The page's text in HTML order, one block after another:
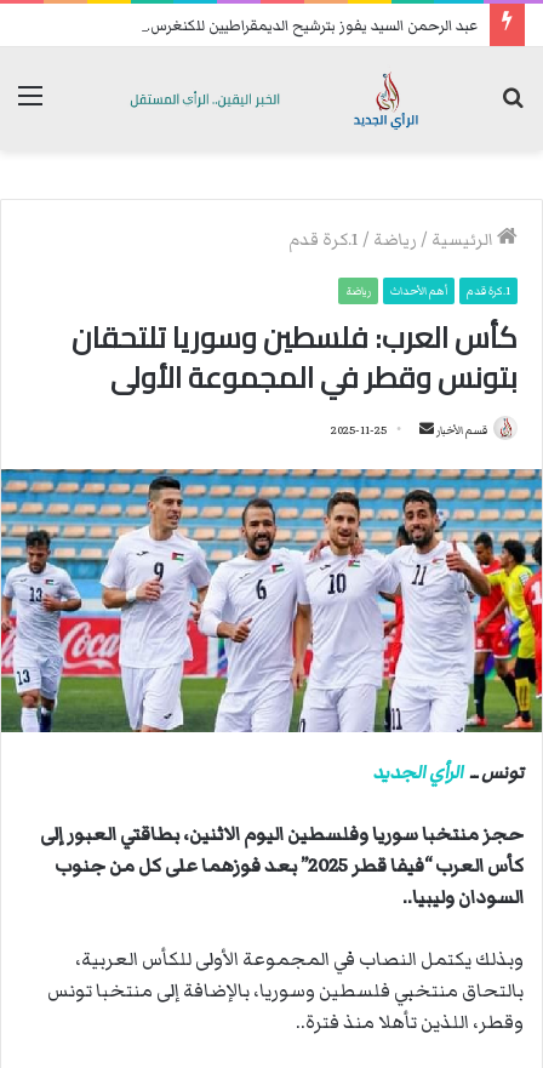
الرئيسية /رياضة /1.كرة قدم
1.كرة قدم أهم الأحداث رياضة
كأس العرب: فلسطين وسوريا تلتحقان
بتونس وقطر في المجموعة الأولى
قسم الأخبار
س
ل
ب
ر
ي
د
ا
إ
ت
و
ن
ي
2025-11-25
تونس ــالرأي الجديد
حجز منتخبا سوريا وفلسطين اليوم الاثنين، بطاقتي العبور إلى
كأس العرب “فيفا قطر 2025” بعد فوزهما على كل من جنوب
السودان وليبيا..
وبذلك يكتمل النصاب في المجموعة الأولى للكأس العربية،
بالتحاق منتخبي فلسطين وسوريا، بالإضافة إلى منتخبا تونس
وقطر، اللذين تأهلا منذ فترة..